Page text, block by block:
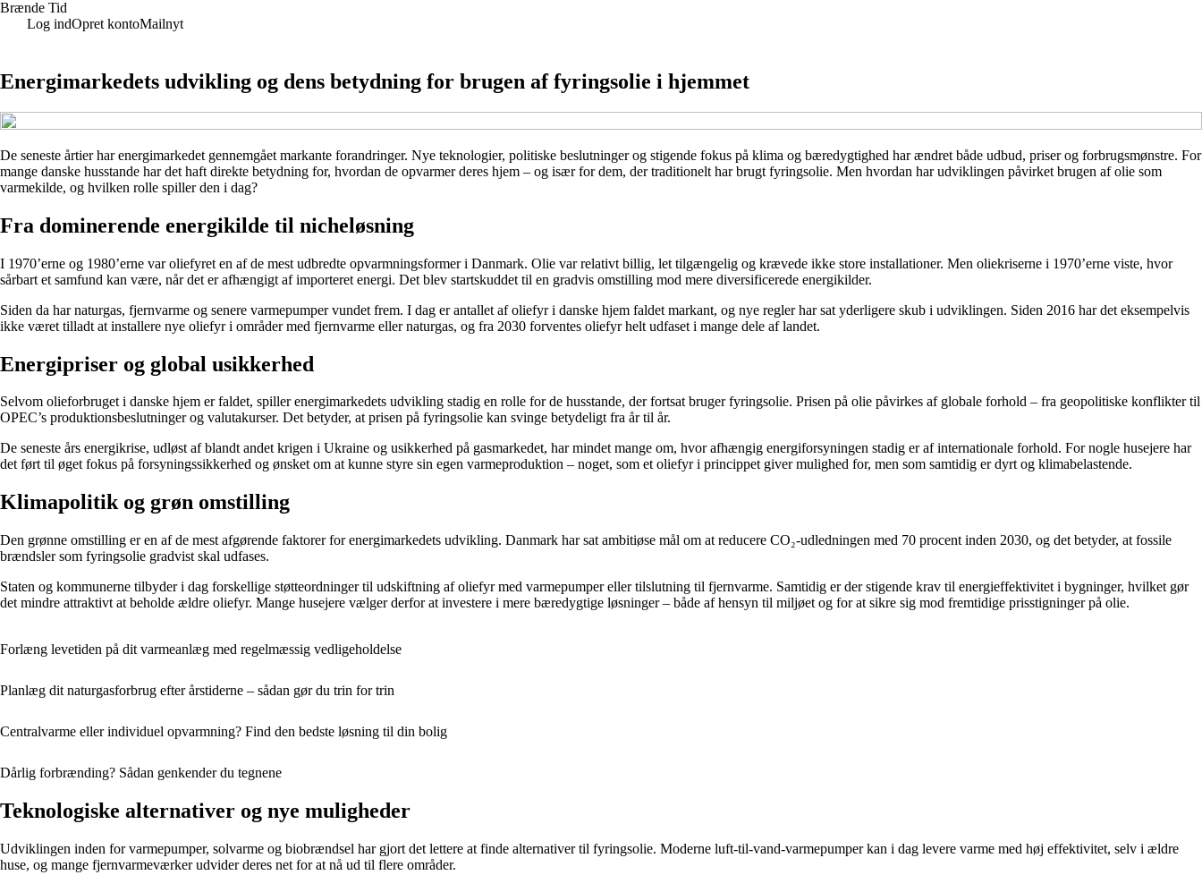
Brænde Tid
Log indOpret kontoMailnyt
Energimarkedets udvikling og dens betydning for brugen af fyringsolie i hjemmet
De seneste årtier har energimarkedet gennemgået markante forandringer. Nye teknologier, politiske beslutninger og stigende fokus på klima og bæredygtighed har ændret både udbud, priser og forbrugsmønstre. For
mange danske husstande har det haft direkte betydning for, hvordan de opvarmer deres hjem – og især for dem, der traditionelt har brugt fyringsolie. Men hvordan har udviklingen påvirket brugen af olie som
varmekilde, og hvilken rolle spiller den i dag?
Fra dominerende energikilde til nicheløsning
I 1970’erne og 1980’erne var oliefyret en af de mest udbredte opvarmningsformer i Danmark. Olie var relativt billig, let tilgængelig og krævede ikke store installationer. Men oliekriserne i 1970’erne viste, hvor
sårbart et samfund kan være, når det er afhængigt af importeret energi. Det blev startskuddet til en gradvis omstilling mod mere diversificerede energikilder.
Siden da har naturgas, fjernvarme og senere varmepumper vundet frem. I dag er antallet af oliefyr i danske hjem faldet markant, og nye regler har sat yderligere skub i udviklingen. Siden 2016 har det eksempelvis
ikke været tilladt at installere nye oliefyr i områder med fjernvarme eller naturgas, og fra 2030 forventes oliefyr helt udfaset i mange dele af landet.
Energipriser og global usikkerhed
Selvom olieforbruget i danske hjem er faldet, spiller energimarkedets udvikling stadig en rolle for de husstande, der fortsat bruger fyringsolie. Prisen på olie påvirkes af globale forhold – fra geopolitiske konflikter til
OPEC’s produktionsbeslutninger og valutakurser. Det betyder, at prisen på fyringsolie kan svinge betydeligt fra år til år.
De seneste års energikrise, udløst af blandt andet krigen i Ukraine og usikkerhed på gasmarkedet, har mindet mange om, hvor afhængig energiforsyningen stadig er af internationale forhold. For nogle husejere har
det ført til øget fokus på forsyningssikkerhed og ønsket om at kunne styre sin egen varmeproduktion – noget, som et oliefyr i princippet giver mulighed for, men som samtidig er dyrt og klimabelastende.
Klimapolitik og grøn omstilling
Den grønne omstilling er en af de mest afgørende faktorer for energimarkedets udvikling. Danmark har sat ambitiøse mål om at reducere CO₂-udledningen med 70 procent inden 2030, og det betyder, at fossile
brændsler som fyringsolie gradvist skal udfases.
Staten og kommunerne tilbyder i dag forskellige støtteordninger til udskiftning af oliefyr med varmepumper eller tilslutning til fjernvarme. Samtidig er der stigende krav til energieffektivitet i bygninger, hvilket gør
det mindre attraktivt at beholde ældre oliefyr. Mange husejere vælger derfor at investere i mere bæredygtige løsninger – både af hensyn til miljøet og for at sikre sig mod fremtidige prisstigninger på olie.
Forlæng levetiden på dit varmeanlæg med regelmæssig vedligeholdelse
Planlæg dit naturgasforbrug efter årstiderne – sådan gør du trin for trin
Centralvarme eller individuel opvarmning? Find den bedste løsning til din bolig
Dårlig forbrænding? Sådan genkender du tegnene
Teknologiske alternativer og nye muligheder
Udviklingen inden for varmepumper, solvarme og biobrændsel har gjort det lettere at finde alternativer til fyringsolie. Moderne luft-til-vand-varmepumper kan i dag levere varme med høj effektivitet, selv i ældre
huse, og mange fjernvarmeværker udvider deres net for at nå ud til flere områder.